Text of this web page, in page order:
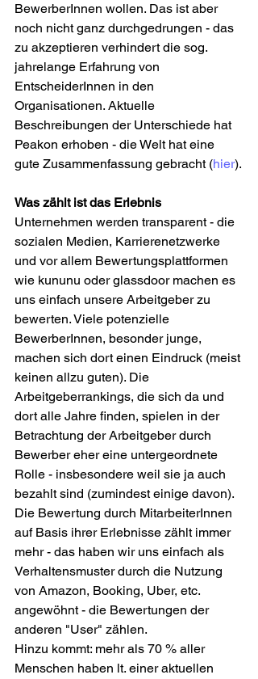
BewerberInnen wollen. Das ist aber
noch nicht ganz durchgedrungen - das
zu akzeptieren verhindert die sog.
jahrelange Erfahrung von
EntscheiderInnen in den
Organisationen. Aktuelle
Beschreibungen der Unterschiede hat
Peakon erhoben - die Welt hat eine
gute Zusammenfassung gebracht (hier).
Was zählt ist das Erlebnis
Unternehmen werden transparent - die
sozialen Medien, Karrierenetzwerke
und vor allem Bewertungsplattformen
wie kununu oder glassdoor machen es
uns einfach unsere Arbeitgeber zu
bewerten. Viele potenzielle
BewerberInnen, besonder junge,
machen sich dort einen Eindruck (meist
keinen allzu guten). Die
Arbeitgeberrankings, die sich da und
dort alle Jahre finden, spielen in der
Betrachtung der Arbeitgeber durch
Bewerber eher eine untergeordnete
Rolle - insbesondere weil sie ja auch
bezahlt sind (zumindest einige davon).
Die Bewertung durch MitarbeiterInnen
auf Basis ihrer Erlebnisse zählt immer
mehr - das haben wir uns einfach als
Verhaltensmuster durch die Nutzung
von Amazon, Booking, Uber, etc.
angewöhnt - die Bewertungen der
anderen "User" zählen.
Hinzu kommt: mehr als 70 % aller
Menschen haben lt. einer aktuellen